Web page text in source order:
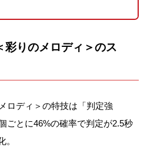
彩りのメロディ＞のス
ロディ＞の特技は「判定強
ごとに46%の確率で判定が2.5秒
。